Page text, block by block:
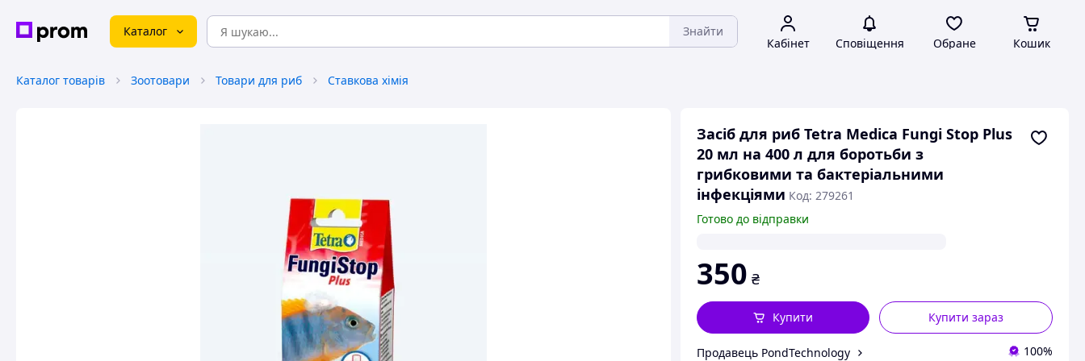
Каталог Знайти
Кабінет Сповіщення Обране Кошик
Каталог товарів Зоотовари Товари для риб Ставкова хімія
Засіб для риб Tetra Medica Fungi Stop Plus
20 мл на 400 л для боротьби з
грибковими та бактеріальними
інфекціями Код: 279261
Готово до відправки
350 ₴
Купити зараз
Купити
Продавець PondTechnology 100%